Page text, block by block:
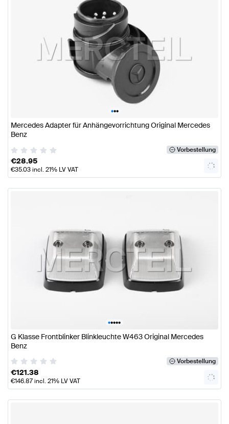
•••
Mercedes Adapter für Anhängevorrichtung Original Mercedes
Benz
Vorbestellung
€28.95
€35.03incl. 21% LV VAT
•••••
G Klasse Frontblinker Blinkleuchte W463 Original Mercedes
Benz
Vorbestellung
€121.38
€146.87incl. 21% LV VAT